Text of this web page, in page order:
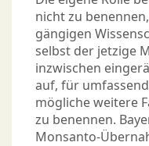
nicht zu
gängigen
selbst der jetzige
inzwischen
auf, für
mögliche weitere
zu benennen.
Monsanto-